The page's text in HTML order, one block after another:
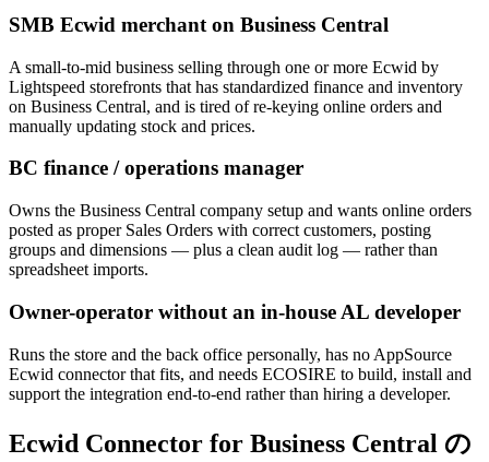
SMB Ecwid merchant on Business Central
A small-to-mid business selling through one or more Ecwid by
Lightspeed storefronts that has standardized finance and inventory
on Business Central, and is tired of re-keying online orders and
manually updating stock and prices.
BC finance / operations manager
Owns the Business Central company setup and wants online orders
posted as proper Sales Orders with correct customers, posting
groups and dimensions — plus a clean audit log — rather than
spreadsheet imports.
Owner-operator without an in-house AL developer
Runs the store and the back office personally, has no AppSource
Ecwid connector that fits, and needs ECOSIRE to build, install and
support the integration end-to-end rather than hiring a developer.
Ecwid Connector for Business Central の